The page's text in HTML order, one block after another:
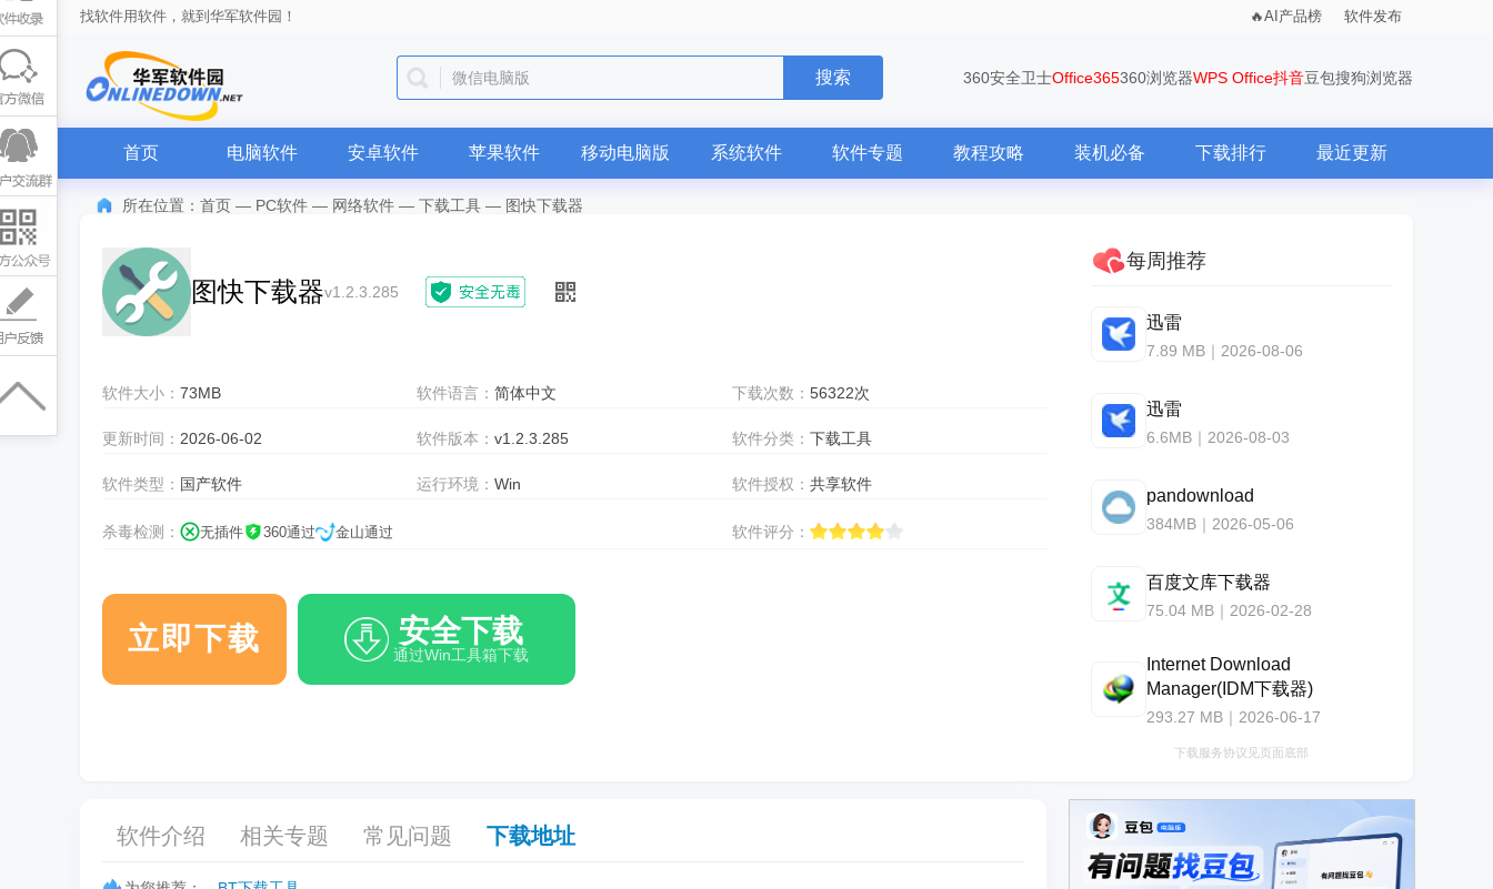
找软件用软件，就到华军软件园！ AI产品榜 软件发布
微信电脑版 搜索 360安全卫士Office365360浏览器WPS Office抖音豆包搜狗浏览器
首页 电脑软件 安卓软件 苹果软件 移动电脑版 系统软件 软件专题 教程攻略 装机必备 下载排行 最近更新
所在位置： 首页 — PC软件 — 网络软件 — 下载工具 — 图快下载器
图快下载器v1.2.3.285
软件大小： 73MB 软件语言：简体中文 下载次数： 56322次
更新时间： 2026-06-02 软件版本：v1.2.3.285 软件分类： 下载工具
软件类型： 国产软件 运行环境：Win 软件授权： 共享软件
杀毒检测： 无插件 360通过 金山通过 软件评分：
立即下载 安全下载
通过Win工具箱下载
每周推荐
迅雷
7.89 MB｜2026-08-06
迅雷
6.6MB｜2026-08-03
pandownload
384MB｜2026-05-06
百度文库下载器
75.04 MB｜2026-02-28
Internet Download
Manager(IDM下载器)
293.27 MB｜2026-06-17
下载服务协议见页面底部
软件介绍 相关专题 常见问题 下载地址